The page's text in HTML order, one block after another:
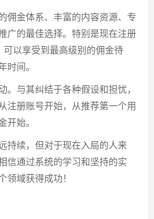
佣金体系、丰富的内容资源、专
广的最佳选择。特别是现在注册
以享受到最高级别的佣金待
间。
。与其纠结于各种假设和担忧，
注册账号开始，从推荐第一个用
开始。
持续，但对于现在入局的人来
信通过系统的学习和坚持的实
领域获得成功！